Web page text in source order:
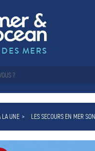
MERS
LA UNE LES SECOURS EN MER